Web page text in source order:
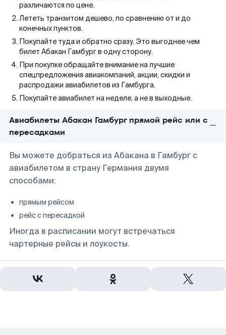
различаются по цене.
Лететь транзитом дешево, по сравнению от и до
конечных пунктов.
Покупайте туда и обратно сразу. Это выгоднее чем
билет Абакан Гамбург в одну сторону.
При покупке обращайте внимание на лучшие
спецпредложения авиакомпаний, акции, скидки и
распродажи авиабилетов из Гамбурга.
Покупайте авиабилет на неделе, а не в выходные.
Авиабилеты Абакан Гамбург прямой рейс или с
пересадками
Вы можете добраться из Абакана в Гамбург с
авиабилетом в страну Германия двумя
способами:
прямым рейсом
рейс с пересадкой
Иногда в расписании могут встречаться
чартерные рейсы и лоукосты.